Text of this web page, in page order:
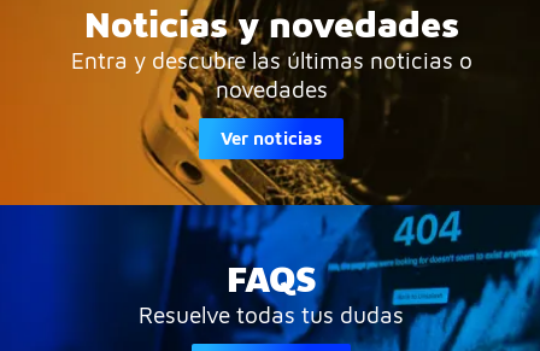
Noticias y novedades
Entra y descubre las últimas noticias o
novedades
Ver noticias
FAQS
Resuelve todas tus dudas